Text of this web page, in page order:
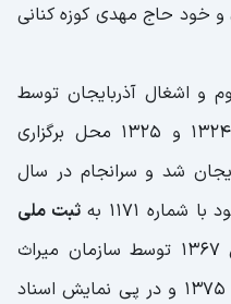
و خود حاج مهدی کوزه کنانی
و اشغال آذربایجان توسط
نیروهای شوروی، در سال های 1324 و 1325 محل برگزاری
شد و سرانجام در سال
ثبت ملی
رسید. این خانه تاریخی در سال 1367 توسط سازمان میراث
فرهنگی خریداری گشته و در سال 1375 و در پی نمایش اسناد